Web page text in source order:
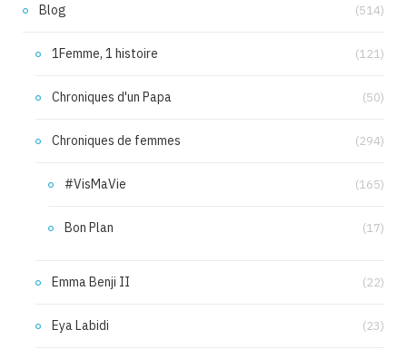
Blog (514)
1Femme, 1 histoire (121)
Chroniques d'un Papa (50)
Chroniques de femmes (294)
#VisMaVie (165)
Bon Plan (17)
Emma Benji II (22)
Eya Labidi (23)